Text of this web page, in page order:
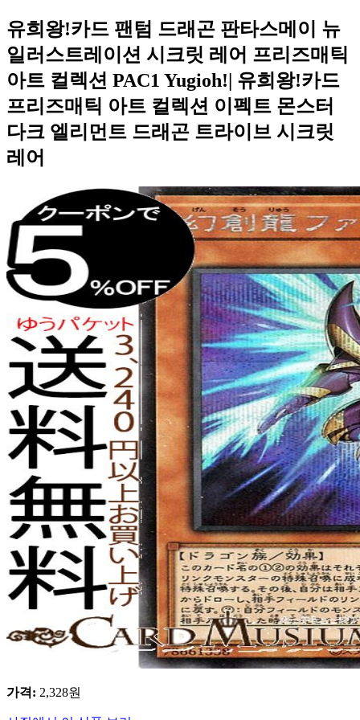
유희왕!카드 팬텀 드래곤 판타스메이 뉴
일러스트레이션 시크릿 레어 프리즈매틱
아트 컬렉션 PAC1 Yugioh!| 유희왕!카드
프리즈매틱 아트 컬렉션 이펙트 몬스터
다크 엘리먼트 드래곤 트라이브 시크릿
레어
가격: 2,328원